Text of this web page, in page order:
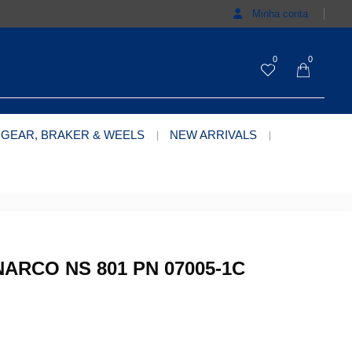
Minha conta
0 0
BRAKER & WEELS NEW ARRIVALS
NS 801 PN 07005-1C